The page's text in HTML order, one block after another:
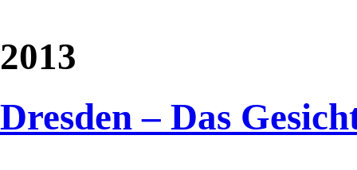
2013
Dresden – Das